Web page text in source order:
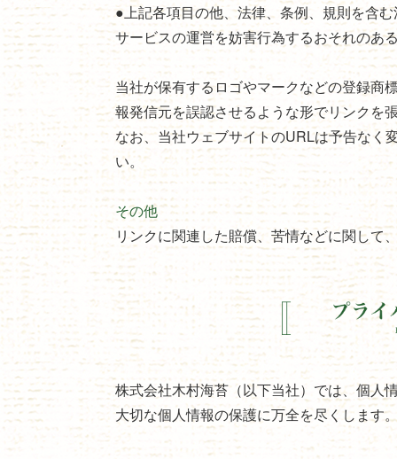
●上記各項目の他、法律、条例、規則を含
サービスの運営を妨害行為するおそれのあ
当社が保有するロゴやマークなどの登録商
報発信元を誤認させるような形でリンクを
なお、当社ウェブサイトのURLは予告なく
い。
その他
リンクに関連した賠償、苦情などに関して
株式会社木村海苔（以下当社）では、個人
大切な個人情報の保護に万全を尽くします